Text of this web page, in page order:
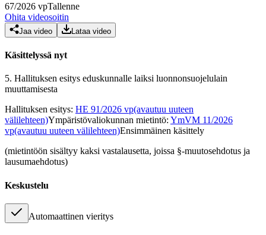
67/2026 vpTallenne
Ohita videosoitin
Jaa video Lataa video
Käsittelyssä nyt
5. Hallituksen esitys eduskunnalle laiksi luonnonsuojelulain
muuttamisesta
Hallituksen esitys: HE 91/2026 vp(avautuu uuteen
välilehteen)Ympäristövaliokunnan mietintö: YmVM 11/2026
vp(avautuu uuteen välilehteen)Ensimmäinen käsittely
(mietintöön sisältyy kaksi vastalausetta, joissa §-muutosehdotus ja
lausumaehdotus)
Keskustelu
Automaattinen vieritys